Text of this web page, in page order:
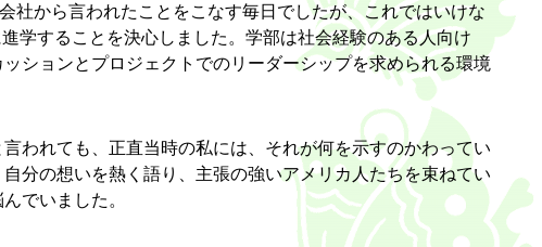
社から言われたことをこなす毎日でしたが、これではいけな
学することを決心しました。学部は社会経験のある人向け
ションとプロジェクトでのリーダーシップを求められる環境
われても、正直当時の私には、それが何を示すのかわってい
分の想いを熱く語り、主張の強いアメリカ人たちを束ねてい
でいました。